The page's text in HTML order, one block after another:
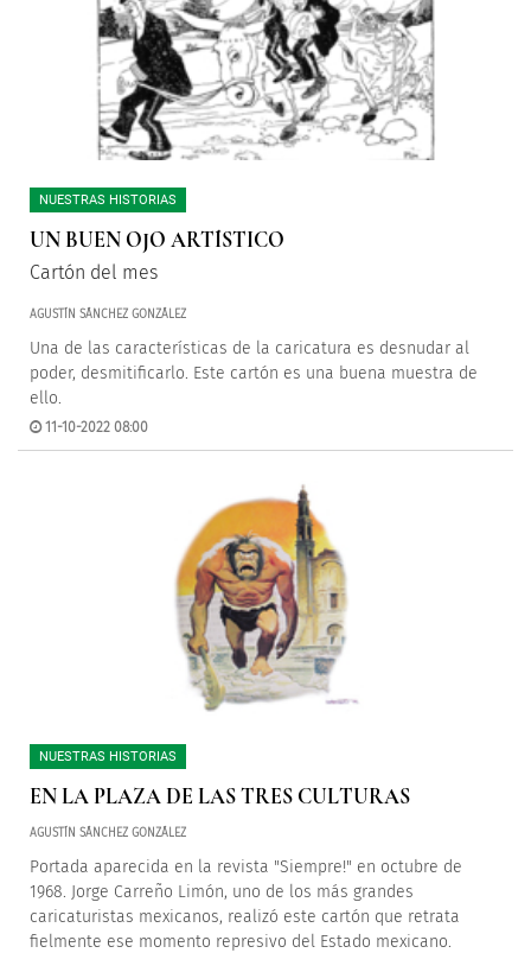
NUESTRAS HISTORIAS
UN BUEN OJO ARTÍSTICO
Cartón del mes
AGUSTÍN SÁNCHEZ GONZÁLEZ
Una de las características de la caricatura es desnudar al
poder, desmitificarlo. Este cartón es una buena muestra de
ello.
11-10-2022 08:00
NUESTRAS HISTORIAS
EN LA PLAZA DE LAS TRES CULTURAS
AGUSTÍN SÁNCHEZ GONZÁLEZ
Portada aparecida en la revista "Siempre!" en octubre de
1968. Jorge Carreño Limón, uno de los más grandes
caricaturistas mexicanos, realizó este cartón que retrata
fielmente ese momento represivo del Estado mexicano.